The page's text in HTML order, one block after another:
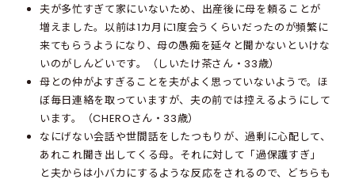
夫が多忙すぎて家にいないため、出産後に母を頼ることが
増えました。以前は1カ月に1度会うくらいだったのが頻繁に
来てもらうようになり、母の愚痴を延々と聞かないといけな
いのがしんどいです。（しいたけ茶さん・33歳）
母との仲がよすぎることを夫がよく思っていないようで。ほ
ぼ毎日連絡を取っていますが、夫の前では控えるようにして
います。（CHEROさん・33歳）
なにげない会話や世間話をしたつもりが、過剰に心配して、
あれこれ聞き出してくる母。それに対して「過保護すぎ」
と夫からは小バカにするような反応をされるので、どちらも